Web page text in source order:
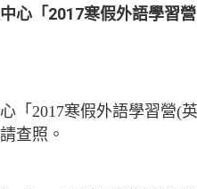
心「2017寒假外語學習
「2017寒假外語學習營(
查照。